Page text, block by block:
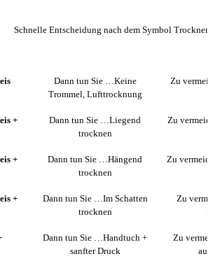
Schnelle Entscheidung nach dem Symbol Trockner
Dann tun Sie … Keine
Trommel, Lufttrocknung
Zu
+
Dann tun Sie … Liegend
trocknen
Zu
+
Dann tun Sie … Hängend
trocknen
Zu
+
Dann tun Sie … Im Schatten
trocknen
Zu
Dann tun Sie … Handtuch +
sanfter Druck
Zu